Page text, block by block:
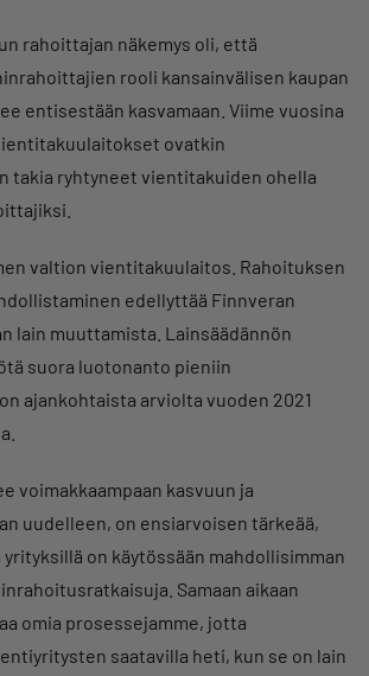
rahoittajan näkemys oli, että
rooli kansainvälisen kaupan
entisestään kasvamaan. Viime vuosina
ovatkin
takia ryhtyneet vientitakuiden ohella
valtion vientitakuulaitos. Rahoituksen
edellyttää Finnveran
lain muuttamista. Lainsäädännön
suora luotonanto pieniin
ajankohtaista arviolta vuoden 2021
voimakkaampaan kasvuun ja
uudelleen, on ensiarvoisen tärkeää,
on käytössään mahdollisimman
Samaan aikaan
omia prosessejamme, jotta
saatavilla heti, kun se on lain